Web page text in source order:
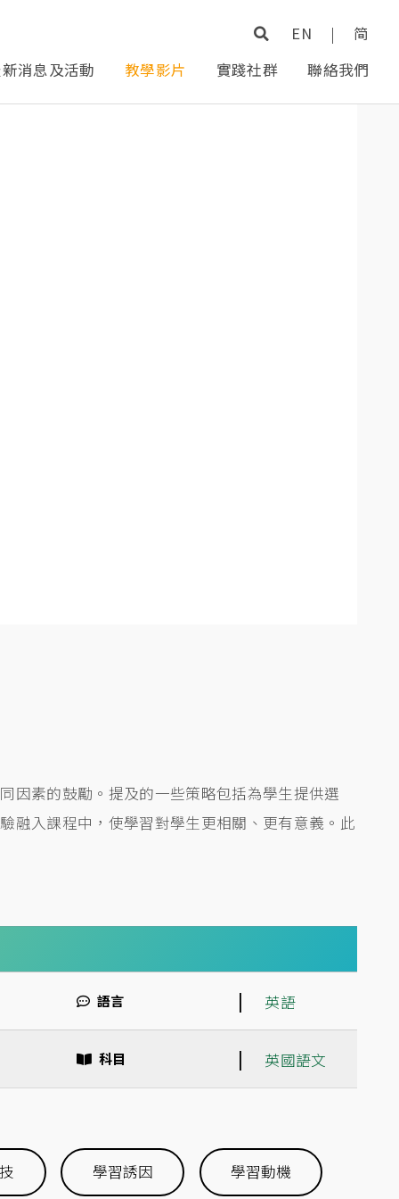
EN |
简
消息及活動
教學影片 實踐社群 聯絡我們
因素的鼓勵。提及的一些策略包括為學生提供選
融入課程中，使學習對學生更相關、更有意義。此
語言 | 英語
科目 | 英國語文
學習誘因 學習動機